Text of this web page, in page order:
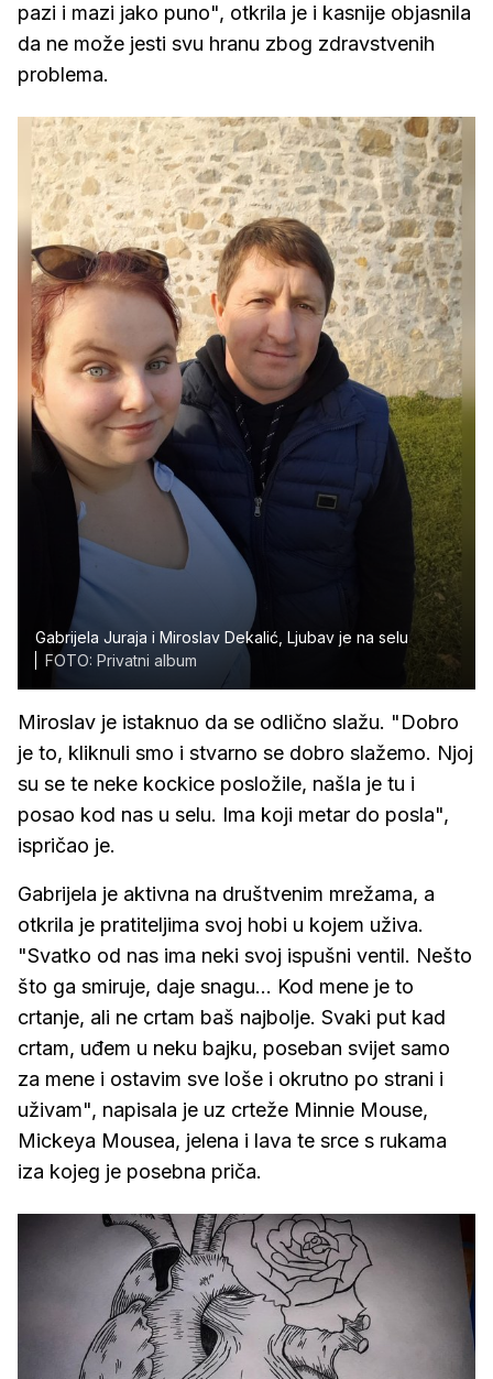
pazi i mazi jako puno", otkrila je i kasnije objasnila
da ne može jesti svu hranu zbog zdravstvenih
problema.
Gabrijela Juraja i Miroslav Dekalić, Ljubav je na selu
FOTO: Privatni album
Miroslav je istaknuo da se odlično slažu. "Dobro
je to, kliknuli smo i stvarno se dobro slažemo. Njoj
su se te neke kockice posložile, našla je tu i
posao kod nas u selu. Ima koji metar do posla",
ispričao je.
Gabrijela je aktivna na društvenim mrežama, a
otkrila je pratiteljima svoj hobi u kojem uživa.
"Svatko od nas ima neki svoj ispušni ventil. Nešto
što ga smiruje, daje snagu... Kod mene je to
crtanje, ali ne crtam baš najbolje. Svaki put kad
crtam, uđem u neku bajku, poseban svijet samo
za mene i ostavim sve loše i okrutno po strani i
uživam", napisala je uz crteže Minnie Mouse,
Mickeya Mousea, jelena i lava te srce s rukama
iza kojeg je posebna priča.